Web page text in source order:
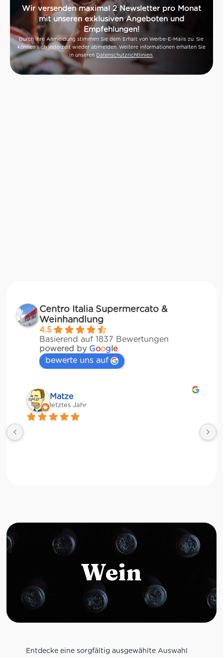
Wir versenden maximal 2 Newsletter pro Monat
mit unseren exklusiven Angeboten und
Empfehlungen!
Durch Ihre Anmeldung stimmen Sie dem Erhalt von Werbe-E-Mails zu. Sie
können sich jederzeit wieder abmelden. Weitere Informationen erhalten Sie
in unseren Datenschutzrichtlinien
Centro Italia Supermercato &
Weinhandlung
4.5
Basierend auf 1837 Bewertungen
powered by Google
bewerte uns auf
Matze
letztes Jahr
Wein
Entdecke eine sorgfältig ausgewählte Auswahl